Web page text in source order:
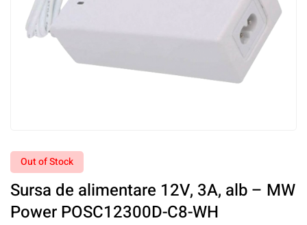
Out of Stock
Sursa de alimentare 12V, 3A, alb – MW
Power POSC12300D-C8-WH